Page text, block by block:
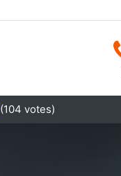
(104 votes)